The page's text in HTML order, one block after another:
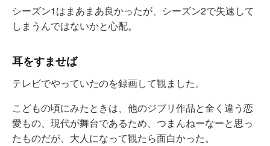
シーズン1はまあまあ良かったが、シーズン2で失速して
しまうんではないかと心配。
耳をすませば
テレビでやっていたのを録画して観ました。
こどもの頃にみたときは、他のジブリ作品と全く違う恋
愛もの、現代が舞台であるため、つまんねーなーと思っ
たものだが、大人になって観たら面白かった。